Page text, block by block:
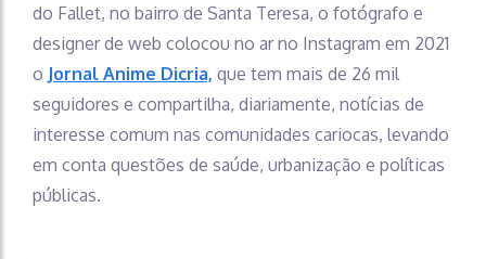
do Fallet, no bairro de Santa Teresa, o fotógrafo e
designer de web colocou no ar no Instagram em 2021
o Jornal Anime Dicria, que tem mais de 26 mil
seguidores e compartilha, diariamente, notícias de
interesse comum nas comunidades cariocas, levando
em conta questões de saúde, urbanização e políticas
públicas.